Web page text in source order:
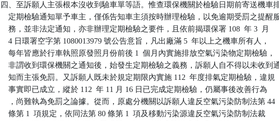
四、至訴願人主張根本沒收到驗車單等語。惟查環保機關於檢驗日期前寄送機車
定期檢驗通知單予車主，僅係告知車主須按時辦理檢驗，以免逾期受罰之提醒
    務，並非法定通知，亦非辦理定期檢驗之要件，且依前揭環保署 108  年 3  月
    4 日環署空字第 1080013979 號公告意旨，凡出廠滿 5  年以上之機車所有人，
    每年皆應於行車執照原發照月份前後 1  個月內實施排放空氣污染物定期檢驗，
非謂收到環保機關之通知後，始發生定期檢驗之義務，訴願人自不得以未收到
    知而主張免罰。又訴願人既未於規定期限內實施 112  年度排氣定期檢驗，違規
    事實即已成立，縱於 112  年 11 月 16 日已完成定期檢驗，仍屬事後改善行為
    ，尚難執為免罰之論據。從而，原處分機關以訴願人違反空氣污染防制法第 44
    條第 1  項規定，依同法第 80 條第 1  項及移動污染源違反空氣污染防制法裁